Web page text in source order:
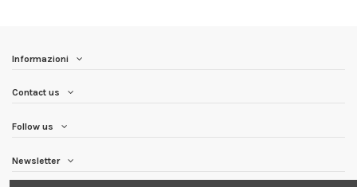
Informazioni
Contact us
Follow us
Newsletter